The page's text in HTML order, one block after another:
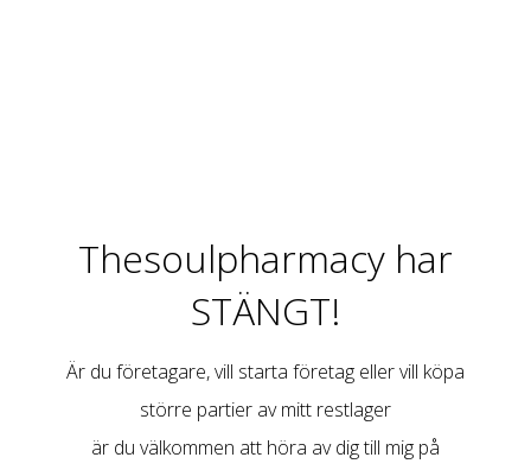
Thesoulpharmacy har
STÄNGT!
Är du företagare, vill starta företag eller vill köpa
större partier av mitt restlager
är du välkommen att höra av dig till mig på